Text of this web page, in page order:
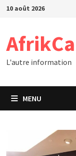
Passer
10 août 2026
L'autre information
MENU